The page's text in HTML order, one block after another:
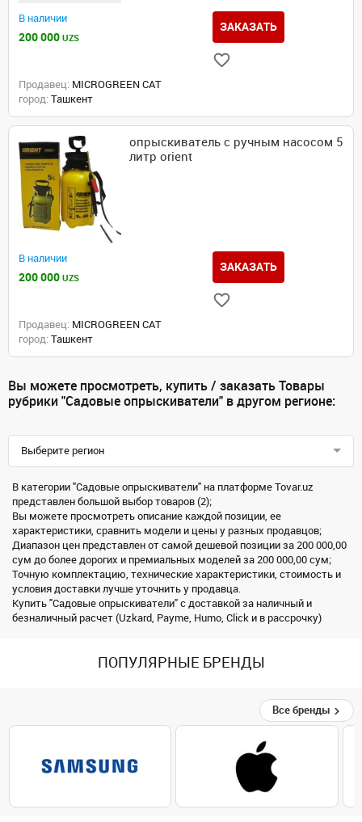
В наличии
200 000 UZS
ЗАКАЗАТЬ
Продавец: MICROGREEN CAT
город: Ташкент
опрыскиватель с ручным насосом 5
литр orient
В наличии
200 000 UZS
ЗАКАЗАТЬ
Продавец: MICROGREEN CAT
город: Ташкент
Вы можете просмотреть, купить / заказать Товары
рубрики "Садовые опрыскиватели" в другом регионе:
Выберите регион
В категории "Садовые опрыскиватели" на платформе Tovar.uz
представлен большой выбор товаров (2);
Вы можете просмотреть описание каждой позиции, ее
характеристики, сравнить модели и цены у разных продавцов;
Диапазон цен представлен от самой дешевой позиции за 200 000,00
сум до более дорогих и премиальных моделей за 200 000,00 сум;
Точную комплектацию, технические характеристики, стоимость и
условия доставки лучше уточнить у продавца.
Купить "Садовые опрыскиватели" с доставкой за наличный и
безналичный расчет (Uzkard, Payme, Humo, Click и в рассрочку)
ПОПУЛЯРНЫЕ БРЕНДЫ
Все бренды